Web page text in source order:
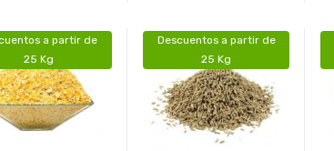
Gr. + - Gr. +
a partir de
25 Kg
Descuentos a partir de
25 Kg